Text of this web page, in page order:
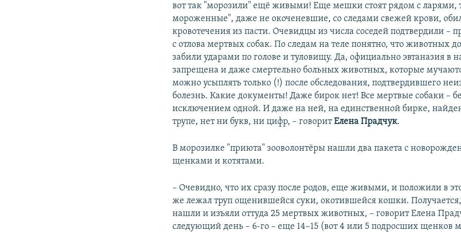
вот так "морозили" ещё живыми! Еще мешки стоят рядом с ларями,
мороженные", даже не окоченевшие, со следами свежей крови,
кровотечения из пасти. Очевидцы из числа соседей подтвердили –
с отлова мертвых собак. По следам на теле понятно, что животных
забили ударами по голове и туловищу. Да, официально эвтаназия в
запрещена и даже смертельно больных животных, которые
можно усыплять только (!) после обследования, подтвердившего
болезнь. Какие документы! Даже бирок нет! Все мертвые собаки –
исключением одной. И даже на ней, на единственной бирке,
трупе, нет ни букв, ни цифр, – говоритЕлена Прадчук.
В морозилке "приюта" зооволонтёры нашли два пакета с
щенками и котятами.
– Очевидно, что их сразу после родов, еще живыми, и положили в
же лежал труп ощенившейся суки, окотившейся кошки.
нашли и изъяли оттуда 25 мертвых животных, – говорит Елена
следующий день – 6-го – еще 14–15 (вот 4 или 5 подросших щенков